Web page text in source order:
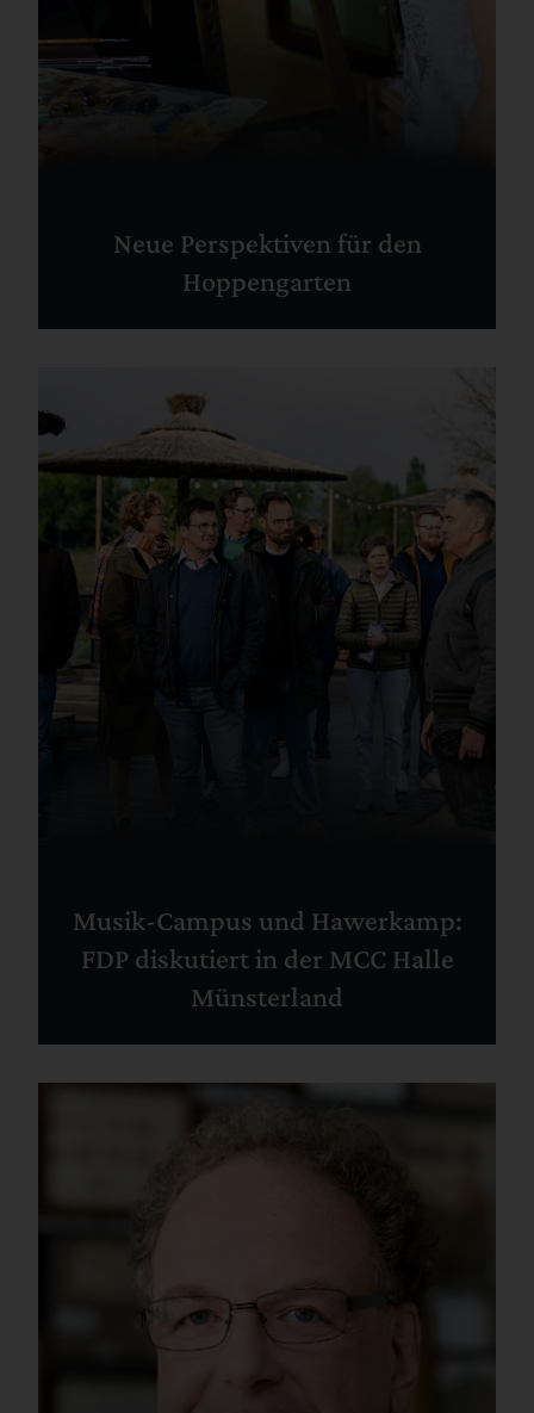
Neue Perspektiven für den
Hoppengarten
Musik-Campus und Hawerkamp:
FDP diskutiert in der MCC Halle
Münsterland